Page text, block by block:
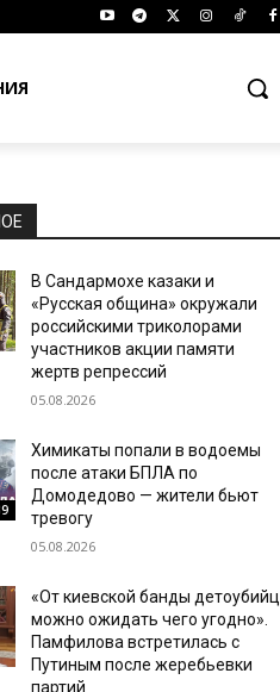
В Сандармохе казаки и
«Русская община» окружали
российскими триколорами
участников акции памяти
жертв репрессий
05.08.2026
Химикаты попали в водоемы
после атаки БПЛА по
Домодедово — жители бьют
тревогу
05.08.2026
«От киевской банды детоубийц
можно ожидать чего угодно».
Памфилова встретилась с
Путиным после жеребьевки
партий